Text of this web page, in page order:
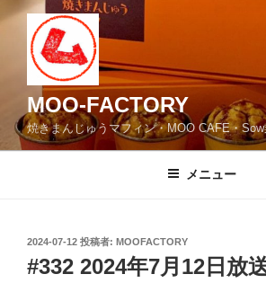
MOO-FACTORY
焼きまんじゅうマフィン・MOO CAFE・
メニュー
投
稿
日:
2024-07-12 投稿者: MOOFACTORY
#332 2024年7月12日放